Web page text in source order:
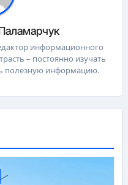
информационного
– постоянно изучать
полезную информацию.